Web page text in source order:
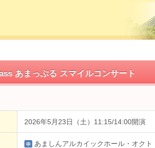
あまっぷる スマイルコンサート
2026年5月23日（土）11:15/14:00開演
あましんアルカイックホール・オクト